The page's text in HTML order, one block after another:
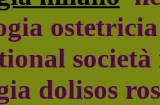
dolisos